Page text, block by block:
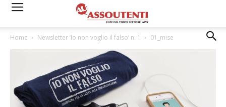
Home Newsletter ‘Io non voglio il falso’ n. 1 01_mise